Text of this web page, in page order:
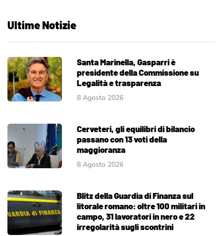
Ultime Notizie
Santa Marinella, Gasparri è
presidente della Commissione su
Legalità e trasparenza
8 Agosto 2026
Cerveteri, gli equilibri di bilancio
passano con 13 voti della
maggioranza
8 Agosto 2026
Blitz della Guardia di Finanza sul
litorale romano: oltre 100 militari in
campo, 31 lavoratori in nero e 22
irregolarità sugli scontrini